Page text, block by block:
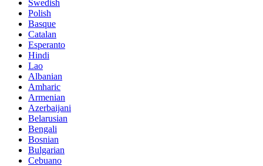
Swedish
Polish
Basque
Catalan
Esperanto
Hindi
Lao
Albanian
Amharic
Armenian
Azerbaijani
Belarusian
Bengali
Bosnian
Bulgarian
Cebuano